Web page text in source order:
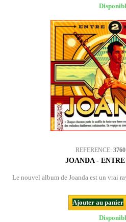
REFERENCE:
JOANDA -
Le nouvel album de Joanda est un vrai
Ajouter au panier